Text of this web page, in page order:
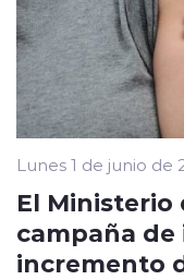
Lunes 1 de junio de
El Ministerio
campaña
incremento